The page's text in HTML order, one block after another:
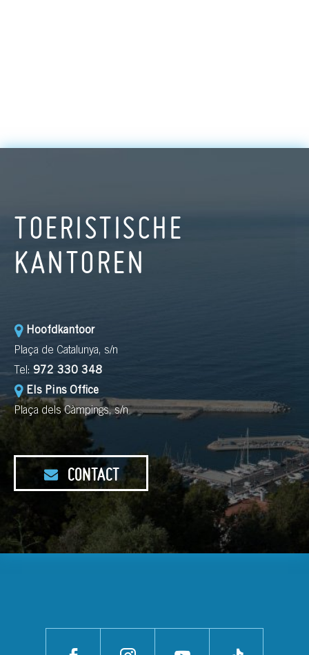
TOERISTISCHE
KANTOREN
Hoofdkantoor
Plaça de Catalunya, s/n
Tel: 972 330 348
Els Pins Office
Plaça dels Càmpings, s/n
CONTACT